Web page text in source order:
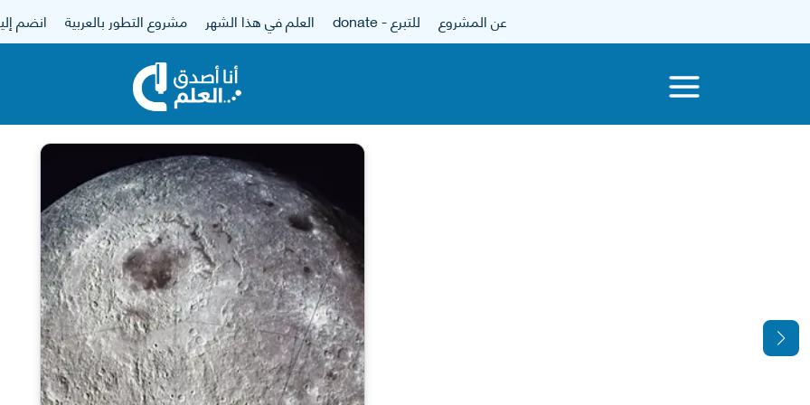
عن المشروع للتبرع - donate العلم في هذا الشهر مشروع التطور بالعربية انضم